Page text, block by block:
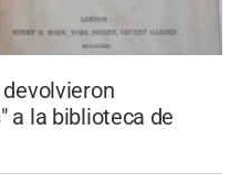
a la biblioteca de